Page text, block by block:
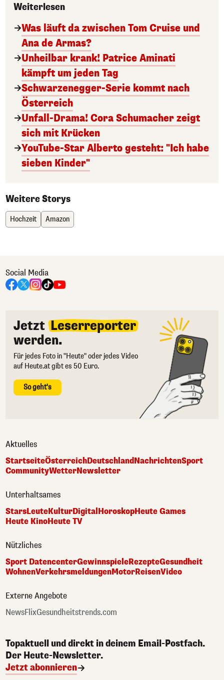
Weiterlesen
Was läuft da zwischen Tom Cruise und
Ana de Armas?
Unheilbar krank! Patrice Aminati
kämpft um jeden Tag
Schwarzenegger-Serie kommt nach
Österreich
Unfall-Drama! Cora Schumacher zeigt
sich mit Krücken
YouTube-Star Alberto gesteht: "Ich habe
sieben Kinder"
Weitere Storys
Hochzeit Amazon
Social Media
Jetzt Leserreporter
werden.
Für jedes Foto in "Heute" oder jedes Video
auf Heute.at gibt es 50 Euro.
So geht's
Aktuelles
StartseiteÖsterreichDeutschlandNachrichtenSport
CommunityWetterNewsletter
Unterhaltsames
StarsLeuteKulturDigitalHoroskopHeute Games
Heute KinoHeute TV
Nützliches
Sport DatencenterGewinnspieleRezepteGesundheit
WohnenVerkehrsmeldungenMotorReisenVideo
Externe Angebote
NewsFlixGesundheitstrends.com
Topaktuell und direkt in deinem Email-Postfach.
Der Heute-Newsletter.
Jetzt abonnieren